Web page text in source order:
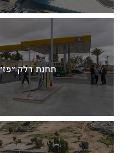
תחנת דלק